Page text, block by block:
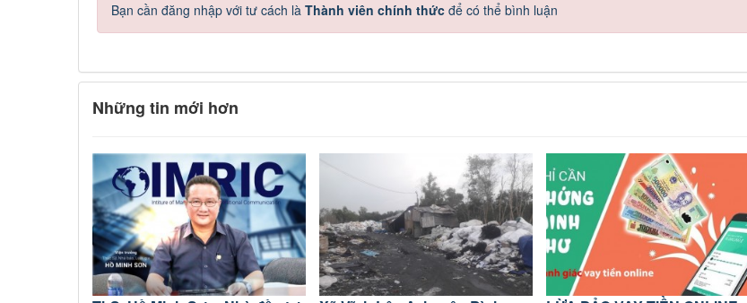
Bạn cần đăng nhập với tư cách là Thành viên chính thức để có thể bình luận
Những tin mới hơn